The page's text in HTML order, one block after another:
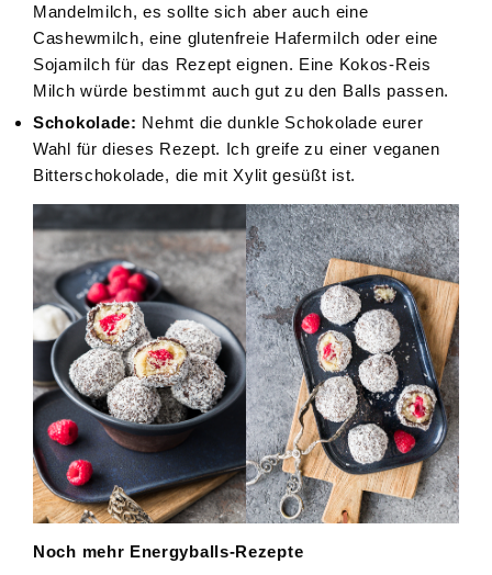
Mandelmilch, es sollte sich aber auch eine
Cashewmilch, eine glutenfreie Hafermilch oder eine
Sojamilch für das Rezept eignen. Eine Kokos-Reis
Milch würde bestimmt auch gut zu den Balls passen.
Schokolade: Nehmt die dunkle Schokolade eurer
Wahl für dieses Rezept. Ich greife zu einer veganen
Bitterschokolade, die mit Xylit gesüßt ist.
Noch mehr Energyballs-Rezepte